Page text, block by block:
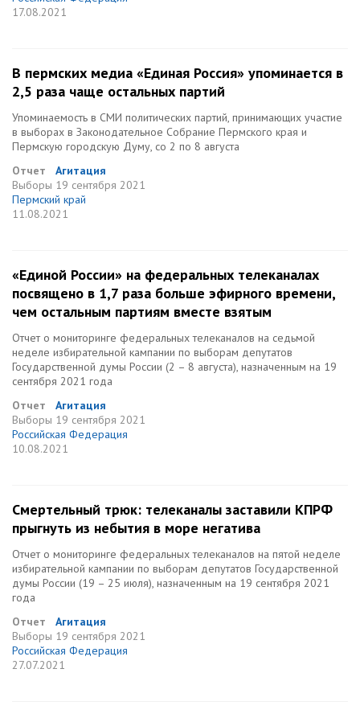
17.08.2021
В пермских медиа «Единая Россия» упоминается в
2,5 раза чаще остальных партий
Упоминаемость в СМИ политических партий, принимающих участие
в выборах в Законодательное Собрание Пермского края и
Пермскую городскую Думу, со 2 по 8 августа
Отчет
Агитация
Выборы 19 сентября 2021
Пермский край
11.08.2021
«Единой России» на федеральных телеканалах
посвящено в 1,7 раза больше эфирного времени,
чем остальным партиям вместе взятым
Отчет о мониторинге федеральных телеканалов на седьмой
неделе избирательной кампании по выборам депутатов
Государственной думы России (2 – 8 августа), назначенным на 19
сентября 2021 года
Отчет
Агитация
Выборы 19 сентября 2021
Российская Федерация
10.08.2021
Смертельный трюк: телеканалы заставили КПРФ
прыгнуть из небытия в море негатива
Отчет о мониторинге федеральных телеканалов на пятой неделе
избирательной кампании по выборам депутатов Государственной
думы России (19 – 25 июля), назначенным на 19 сентября 2021
года
Отчет
Агитация
Выборы 19 сентября 2021
Российская Федерация
27.07.2021